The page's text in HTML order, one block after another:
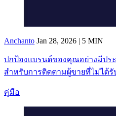
Anchanto Jan 28, 2026 | 5 MIN
ปกป้องแบรนด์ของคุณอย่างมีป
สำหรับการติดตามผู้ขายที่ไม่ได้
คู่มือ